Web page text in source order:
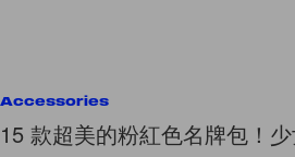
Accessories
15 款超美的粉紅色名牌包！